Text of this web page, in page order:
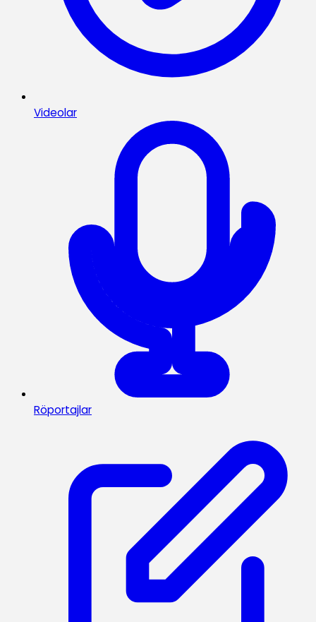
Videolar
Röportajlar